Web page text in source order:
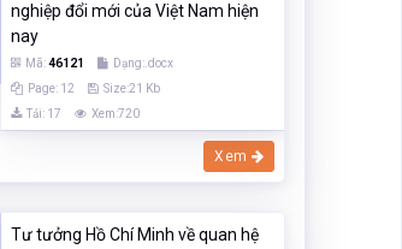
nghiệp đổi mới của Việt Nam hiện
nay
Mã:46121
Dạng:.docx
Page: 12
Size:21 Kb
Tải: 17
Xem:720
Xem
Tư tưởng Hồ Chí Minh về quan hệ